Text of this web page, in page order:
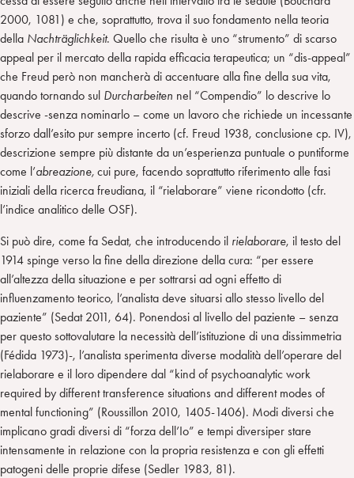
2000, 1081) e che, soprattutto, trova il suo fondamento nella teoria
della Nachträglichkeit. Quello che risulta è uno “strumento” di scarso
appeal per il mercato della rapida efficacia terapeutica; un “dis-appeal”
che Freud però non mancherà di accentuare alla fine della sua vita,
quando tornando sul Durcharbeiten nel “Compendio” lo descrive lo
descrive -senza nominarlo – come un lavoro che richiede un incessante
sforzo dall’esito pur sempre incerto (cf. Freud 1938, conclusione cp. IV),
descrizione sempre più distante da un’esperienza puntuale o puntiforme
come l’abreazione, cui pure, facendo soprattutto riferimento alle fasi
iniziali della ricerca freudiana, il “rielaborare” viene ricondotto (cfr.
l’indice analitico delle OSF).
Si può dire, come fa Sedat, che introducendo il rielaborare, il testo del
1914 spinge verso la fine della direzione della cura: “per essere
all’altezza della situazione e per sottrarsi ad ogni effetto di
influenzamento teorico, l’analista deve situarsi allo stesso livello del
paziente” (Sedat 2011, 64). Ponendosi al livello del paziente – senza
per questo sottovalutare la necessità dell’istituzione di una dissimmetria
(Fédida 1973)-, l’analista sperimenta diverse modalità dell’operare del
rielaborare e il loro dipendere dal “kind of psychoanalytic work
required by different transference situations and different modes of
mental functioning” (Roussillon 2010, 1405-1406). Modi diversi che
implicano gradi diversi di “forza dell’Io” e tempi diversiper stare
intensamente in relazione con la propria resistenza e con gli effetti
patogeni delle proprie difese (Sedler 1983, 81).